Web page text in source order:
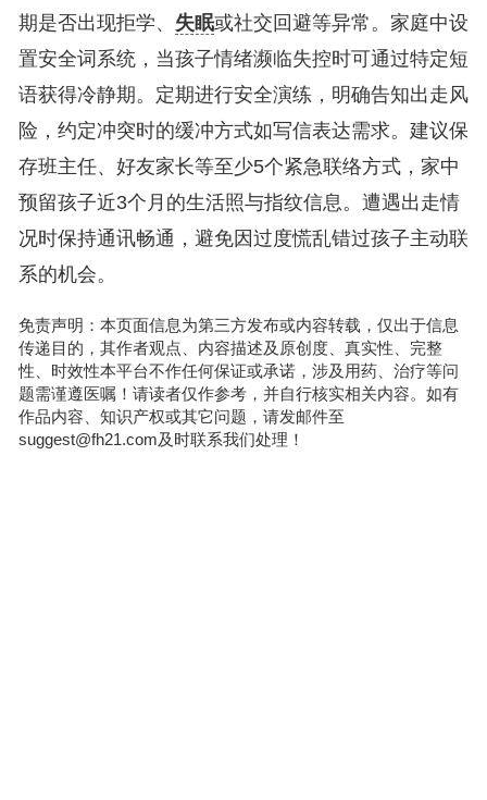
期是否出现拒学、 失眠或社交回避等异常。家庭中设
置安全词系统，当孩子情绪濒临失控时可通过特定短
语获得冷静期。定期进行安全演练，明确告知出走风
险，约定冲突时的缓冲方式如写信表达需求。建议保
存班主任、好友家长等至少5个紧急联络方式，家中
预留孩子近3个月的生活照与指纹信息。遭遇出走情
况时保持通讯畅通，避免因过度慌乱错过孩子主动联
系的机会。
免责声明：本页面信息为第三方发布或内容转载，仅出于信息
传递目的，其作者观点、内容描述及原创度、真实性、完整
性、时效性本平台不作任何保证或承诺，涉及用药、治疗等问
题需谨遵医嘱！请读者仅作参考，并自行核实相关内容。如有
作品内容、知识产权或其它问题，请发邮件至
suggest@fh21.com及时联系我们处理！